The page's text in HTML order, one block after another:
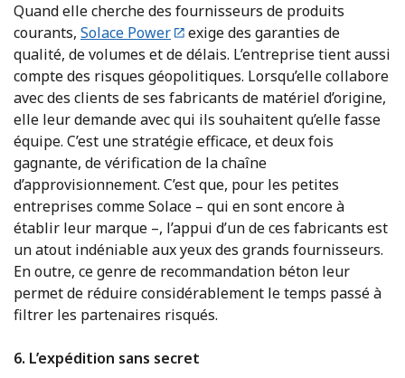
Quand elle cherche des fournisseurs de produits
courants, Solace Power
exige des garanties de
qualité, de volumes et de délais. L’entreprise tient aussi
compte des risques géopolitiques. Lorsqu’elle collabore
avec des clients de ses fabricants de matériel d’origine,
elle leur demande avec qui ils souhaitent qu’elle fasse
équipe. C’est une stratégie efficace, et deux fois
gagnante, de vérification de la chaîne
d’approvisionnement. C’est que, pour les petites
entreprises comme Solace – qui en sont encore à
établir leur marque –, l’appui d’un de ces fabricants est
un atout indéniable aux yeux des grands fournisseurs.
En outre, ce genre de recommandation béton leur
permet de réduire considérablement le temps passé à
filtrer les partenaires risqués.
6. L’expédition sans secret